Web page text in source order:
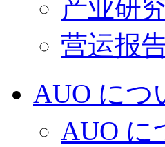
产业研
营运报
AUO につ
AUO に